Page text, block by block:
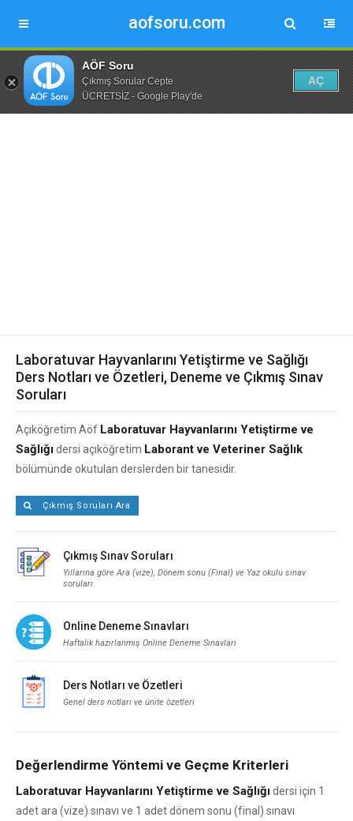
aofsoru.com
AÖF Soru
Çıkmış Sorular Cepte
ÜCRETSİZ - Google Play'de
AÇ
Laboratuvar Hayvanlarını Yetiştirme ve Sağlığı
Ders Notları ve Özetleri, Deneme ve Çıkmış Sınav
Soruları
Açıköğretim Aöf Laboratuvar Hayvanlarını Yetiştirme ve
Sağlığıdersi açıköğretim Laborant ve Veteriner Sağlık
bölümünde okutulan derslerden bir tanesidir.
Çıkmış Soruları Ara
Çıkmış Sınav Soruları
Yıllarına göre Ara (vize), Dönem sonu (Final) ve Yaz okulu sınav
soruları.
Online Deneme Sınavları
Haftalık hazırlanmış Online Deneme Sınavları
Ders Notları ve Özetleri
Genel ders notları ve ünite özetleri
Değerlendirme Yöntemi ve Geçme Kriterleri
Laboratuvar Hayvanlarını Yetiştirme ve Sağlığıdersi için 1
adet ara (vize) sınavı ve 1 adet dönem sonu (final) sınavı